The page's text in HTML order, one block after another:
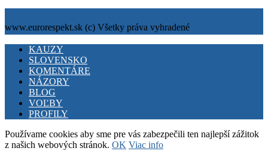
www.eurorespekt.sk (c) Všetky práva vyhradené
Facebook
Twitter
YoutubeKAUZY
SLOVENSKO
KOMENTÁRE
NÁZORY
BLOG
VOĽBY
PROFILY
Používame cookies aby sme pre vás zabezpečili ten najlepší zážitok
z našich webových stránok. OK Viac info